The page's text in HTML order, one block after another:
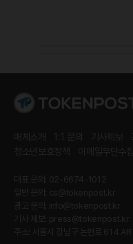
매체소개 기사제보
청소년보호정책
이메일무단수집
대표 문의: 02-6674-1012
일반 문의: cs@tokenpost.kr
광고 문의:
info@tokenpost.kr
기사 제보: press@tokenpost.kr
주소: 서울시 강남구 논현로 614